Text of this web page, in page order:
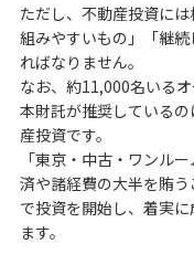
ただし、不動産投資に
組みやすいもの」「継
ればなりません。
なお、約11,000名いる
本財託が推奨している
産投資です。
「東京・中古・ワンル
済や諸経費の大半を賄
で投資を開始し、着実
ます。